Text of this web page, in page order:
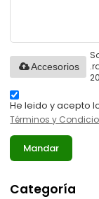
Accesorios
He leido y acepto
Términos y
Mandar
Categoría